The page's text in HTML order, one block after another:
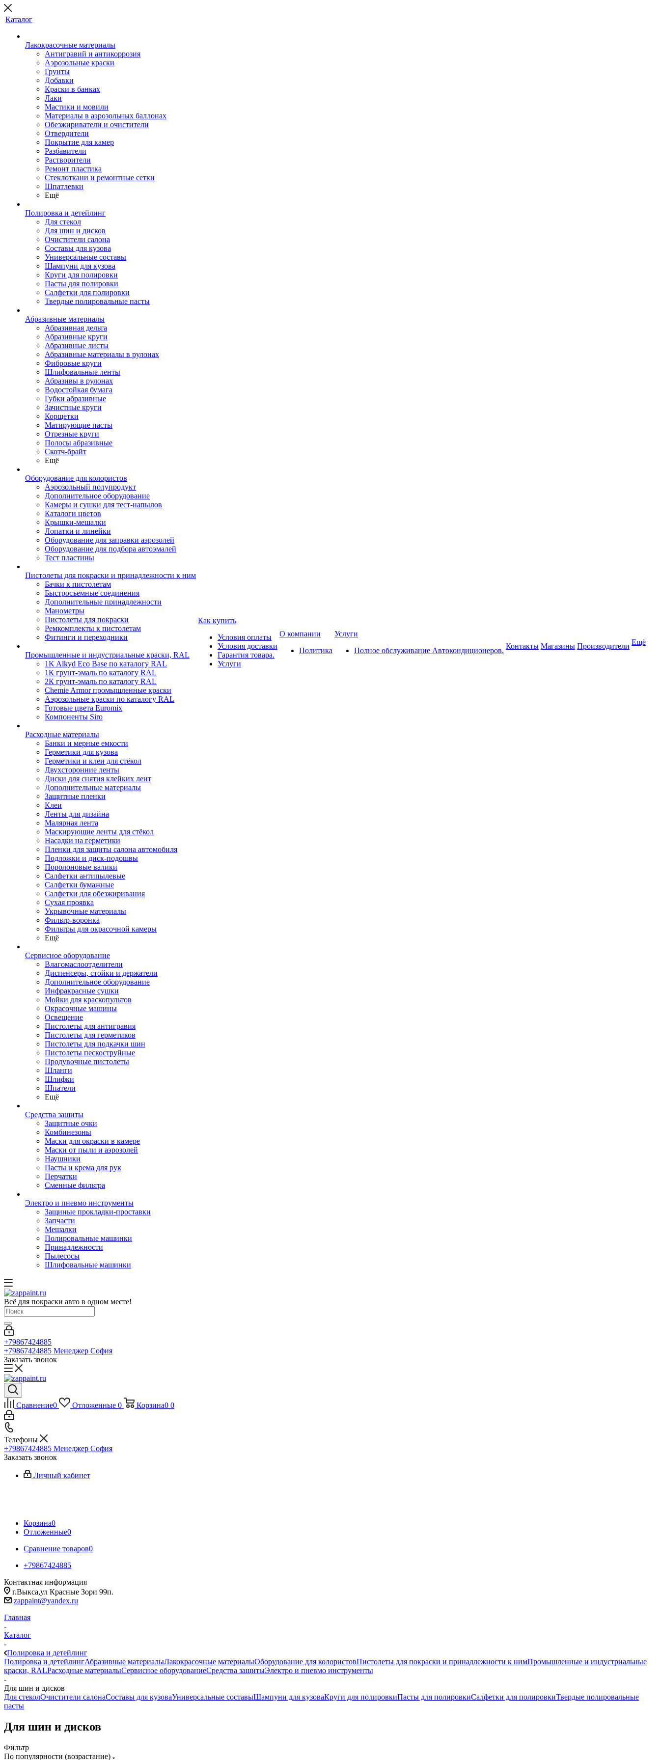
Каталог
Лакокрасочные материалы
Антигравий и антикоррозия
Аэрозольные краски
Грунты
Добавки
Краски в банках
Лаки
Мастики и мовили
Материалы в аэрозольных баллонах
Обезжириватели и очистители
Отвердители
Покрытие для камер
Разбавители
Растворители
Ремонт пластика
Стеклоткани и ремонтные сетки
Шпатлевки
Ещё
Полировка и детейлинг
Для стекол
Для шин и дисков
Очистители салона
Составы для кузова
Универсальные составы
Шампуни для кузова
Круги для полировки
Пасты для полировки
Салфетки для полировки
Твердые полировальные пасты
Абразивные материалы
Абразивная дельта
Абразивные круги
Абразивные листы
Абразивные материалы в рулонах
Фибровые круги
Шлифовальные ленты
Абразивы в рулонах
Водостойкая бумага
Губки абразивные
Зачистные круги
Корщетки
Матирующие пасты
Отрезные круги
Полосы абразивные
Скотч-брайт
Ещё
Оборудование для колористов
Аэрозольный полупродукт
Дополнительное оборудование
Камеры и сушки для тест-напылов
Каталоги цветов
Крышки-мешалки
Лопатки и линейки
Оборудование для заправки аэрозолей
Оборудование для подбора автоэмалей
Тест пластины
Пистолеты для покраски и принадлежности к ним
Бачки к пистолетам
Быстросъемные соединения
Дополнительные принадлежности
Манометры
Пистолеты для покраски
Ремкомплекты к пистолетам
Фитинги и переходники
Промышленные и индустриальные краски, RAL
1K Alkyd Eco Base по каталогу RAL
1К грунт-эмаль по каталогу RAL
2К грунт-эмаль по каталогу RAL
Chemie Armor промышленные краски
Аэрозольные краски по каталогу RAL
Готовые цвета Euromix
Компоненты Siro
Расходные материалы
Банки и мерные емкости
Герметики для кузова
Герметики и клеи для стёкол
Двухсторонние ленты
Диски для снятия клейких лент
Дополнительные материалы
Защитные пленки
Клеи
Ленты для дизайна
Малярная лента
Маскирующие ленты для стёкол
Насадки на герметики
Пленки для защиты салона автомобиля
Подложки и диск-подошвы
Поролоновые валики
Салфетки антипылевые
Салфетки бумажные
Салфетки для обезжиривания
Сухая проявка
Укрывочные материалы
Фильтр-воронка
Фильтры для окрасочной камеры
Ещё
Сервисное оборудование
Влагомаслоотделители
Диспенсеры, стойки и держатели
Дополнительное оборудование
Инфракрасные сушки
Мойки для краскопультов
Окрасочные машины
Освещение
Пистолеты для антигравия
Пистолеты для герметиков
Пистолеты для подкачки шин
Пистолеты пескоструйные
Продувочные пистолеты
Шланги
Шлифки
Шпатели
Ещё
Средства защиты
Защитные очки
Комбинезоны
Маски для окраски в камере
Маски от пыли и аэрозолей
Наушники
Пасты и крема для рук
Перчатки
Сменные фильтра
Электро и пневмо инструменты
Защиные прокладки-проставки
Запчасти
Мешалки
Полировальные машинки
Принадлежности
Пылесосы
Шлифовальные машинки
Как купить
Условия оплаты
Условия доставки
Гарантия товара.
Услуги
О компании
Политика
Услуги
Полное обслуживание Автокондиционеров.
Контакты Магазины Производители Ещё
Всё для покраски авто в одном месте!
+79867424885
+79867424885 Менеджер София
Заказать звонок
Сравнение0 Отложенные 0 Корзина0 0
Телефоны
+79867424885 Менеджер София
Заказать звонок
Личный кабинет
Корзина0
Отложенные0
Сравнение товаров0
+79867424885
Контактная информация
г.Выкса,ул Красные Зори 99п.
zappaint@yandex.ru
Главная
-
Каталог
-
Полировка и детейлинг
Полировка и детейлингАбразивные материалыЛакокрасочные материалыОборудование для колористовПистолеты для покраски и принадлежности к нимПромышленные и индустриальные
краски, RALРасходные материалыСервисное оборудованиеСредства защитыЭлектро и пневмо инструменты
-
Для шин и дисков
Для стеколОчистители салонаСоставы для кузоваУниверсальные составыШампуни для кузоваКруги для полировкиПасты для полировкиСалфетки для полировкиТвердые полировальные
пасты
Для шин и дисков
Фильтр
По популярности (возрастание)